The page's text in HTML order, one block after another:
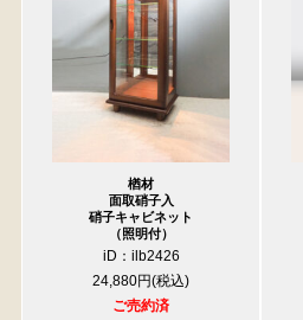
楢材
面取硝子入
硝子キャビネット
（照明付）
iD：ilb2426
24,880円
ご売約済